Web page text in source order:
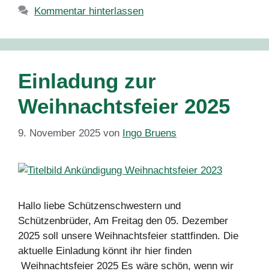
Kommentar hinterlassen
Einladung zur
Weihnachtsfeier 2025
9. November 2025 von Ingo Bruens
Hallo liebe Schützenschwestern und
Schützenbrüder, Am Freitag den 05. Dezember
2025 soll unsere Weihnachtsfeier stattfinden. Die
aktuelle Einladung könnt ihr hier finden
Weihnachtsfeier 2025 Es wäre schön, wenn wir